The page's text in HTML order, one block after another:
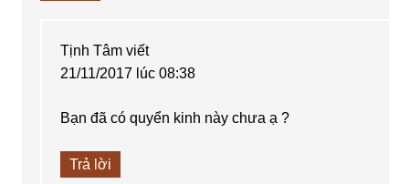
Tịnh Tâm viết
21/11/2017 lúc 08:38
Bạn đã có quyển kinh này chưa ạ ?
Trả lời